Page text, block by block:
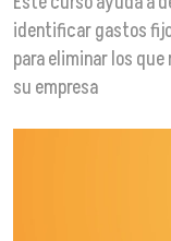
identificar gastos
para eliminar los
su empresa